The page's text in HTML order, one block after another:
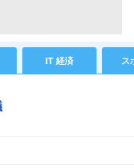
IT 経済 ス